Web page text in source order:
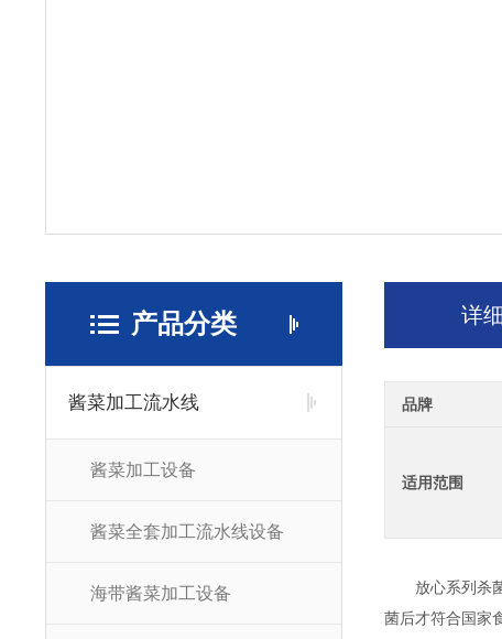
产品分类
酱菜加工流水线
酱菜加工设备
酱菜全套加工流水线设备
海带酱菜加工设备
详
品牌
适用范围
放心系列杀菌
菌后才符合国家